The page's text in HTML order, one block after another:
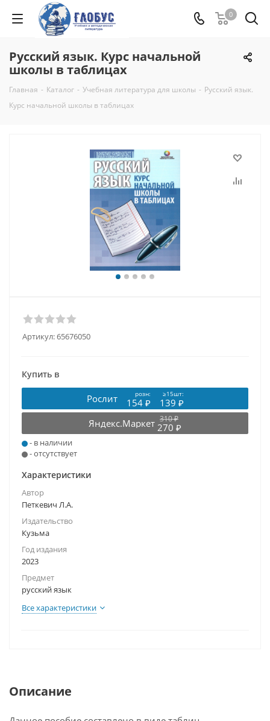
0
Русский язык. Курс начальной
школы в таблицах
Главная - Каталог - Учебная литература для школы - Русский язык.
Курс начальной школы в таблицах
Артикул:65676050
Купить в
Рослит розн: ≥15шт:
154 ₽
139 ₽
Яндекс.Маркет 310 ₽
270 ₽
- в наличии
- отсутствует
Характеристики
Автор
Петкевич Л.А.
Издательство
Кузьма
Год издания
2023
Предмет
русский язык
Все характеристики
Описание